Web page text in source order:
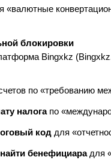
«валютные
блокировки
Bingxkz
по «требованию
налогапо
код для
найти бенефициарадля